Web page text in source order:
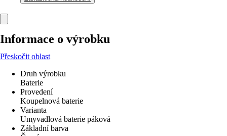
Informace o výrobku
Přeskočit oblast
Druh výrobku
Baterie
Provedení
Koupelnová baterie
Varianta
Umyvadlová baterie páková
Základní barva